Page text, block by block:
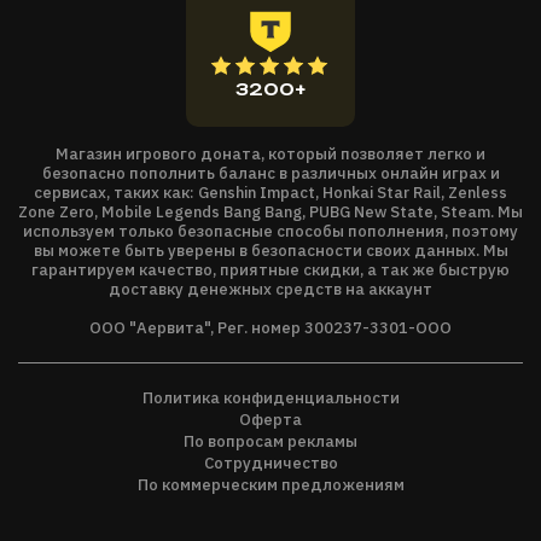
любимую классическую веревку ниндзя.
Новое и классическое оружие: В вашем распоряжении
более 80 видов оружия и средств и куча новинок, как,
подарок и удар OMG.
Лафетные орудия : Кто сказал, что 80 видов оружия и
средств достаточно? Ландшафт заполнен всевозможными
видам оружия, так что твои воинственно настроенные
червяки могут наносить ЕЩЕ БОЛЬШЕ разрушений!
Предлагается увлекательный однопользовательский
припасено неимоверное множество тренировочных
миссий, боевых миссий и вызовов для любителей играть в
одиночку. Тренируйтесь, а затем разите противников
наповал в сетевых битвах, в том числе в рейтинговых боях,
Магазин игрового доната, который позволяет легко и
безопасно пополнить баланс в различных онлайн играх и
сервисах, таких как: Genshin Impact, Honkai Star Rail, Zenless
Zone Zero, Mobile Legends Bang Bang, PUBG New State, Steam. Мы
используем только безопасные способы пополнения, поэтому
вы можете быть уверены в безопасности своих данных. Мы
гарантируем качество, приятные скидки, а так же быструю
доставку денежных средств на аккаунт
ООО "Аервита", Рег. номер 300237-3301-ООО
3200+
Политика конфиденциальности
Оферта
По вопросам рекламы
Сотрудничество
По коммерческим предложениям